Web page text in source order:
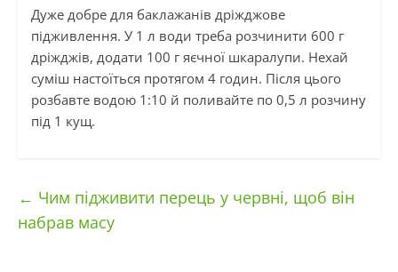
Дуже добре для баклажанів дріжджове
підживлення. У 1 л води треба розчинити 600 г
дріжджів, додати 100 г яєчної шкаралупи. Нехай
суміш настоїться протягом 4 годин. Після цього
розбавте водою 1:10 й поливайте по 0,5 л розчину
під 1 кущ.
← Чим підживити перець у червні, щоб він
набрав масу